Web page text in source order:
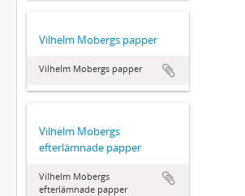
Vilhelm Mobergs papper
Vilhelm Mobergs papper
Vilhelm Mobergs
efterlämnade papper
Vilhelm Mobergs
efterlämnade papper